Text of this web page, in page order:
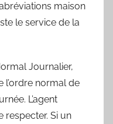
maison
le service de la
Journalier,
l’ordre normal de
L’agent
respecter. Si un